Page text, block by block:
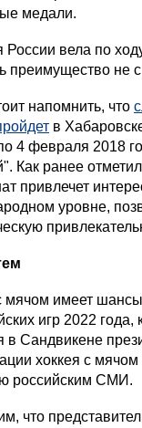
медали.
вела по
преимущество не
напомнить, что
в
4 февраля 2018
Как ранее
привлечет
уровне,
мячом имеет
игр 2022 года,
в Сандвикене
хоккея с
российским СМИ.
что